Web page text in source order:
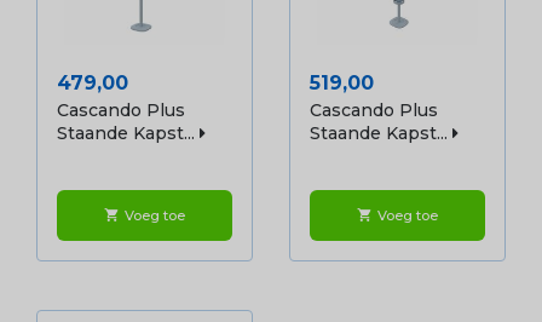
Prijs
479,00
Cascando Plus
Staande Kapst...
shopping_cart Voeg toe
Prijs
519,00
Cascando Plus
Staande Kapst...
shopping_cart Voeg toe